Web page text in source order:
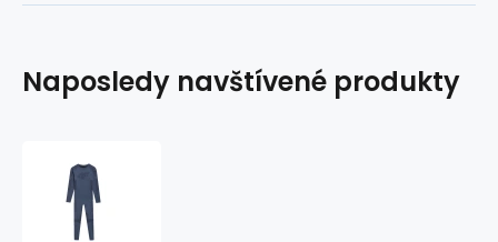
Naposledy navštívené produkty